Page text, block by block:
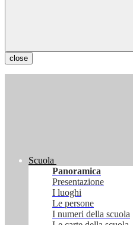
close
Scuola
Panoramica
Presentazione
I luoghi
Le persone
I numeri della scuola